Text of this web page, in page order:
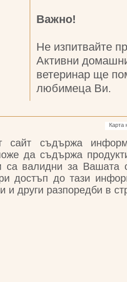
Важно!
Не изпитвайте
Активни
ветеринар ще
любимеца Ви.
Карта
сайт съдържа
да съдържа
са валидни за
достъп до тази
и други разпоредби в